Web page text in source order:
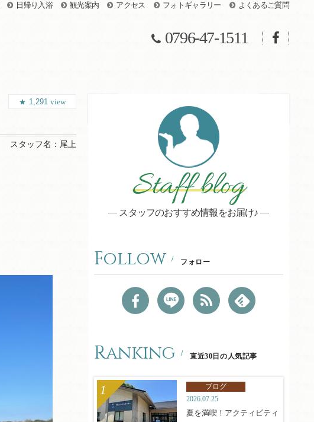
日帰り入浴 観光案内 アクセス フォトギャラリー よくあるご質問
0796-47-1511
1,291 view
スタッフ名： 尾上
Staff blog
スタッフのおすすめ情報をお届け♪
Follow フォロー
Ranking 直近30日の人気記事
ブログ
2026.07.25
夏を満喫！アクティビティ